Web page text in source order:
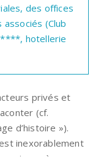
des offices
(Club
hotellerie
privés et
(cf.
d’histoire »).
inexorablement